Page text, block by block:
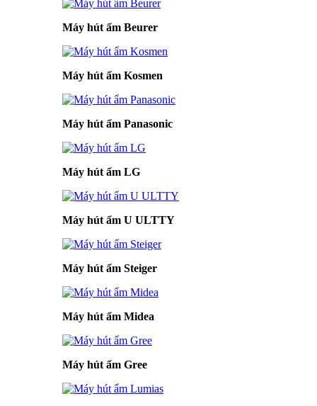
Máy hút ẩm Beurer
Máy hút ẩm Kosmen
Máy hút ẩm Panasonic
Máy hút ẩm LG
Máy hút ẩm U ULTTY
Máy hút ẩm Steiger
Máy hút ẩm Midea
Máy hút ẩm Gree